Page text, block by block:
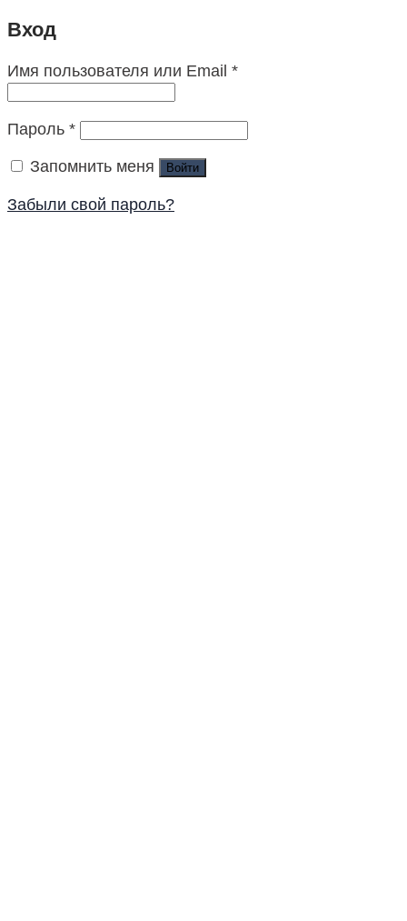
Вход
Имя пользователя или Email *
Пароль *
Запомнить меня
Войти
Забыли свой пароль?